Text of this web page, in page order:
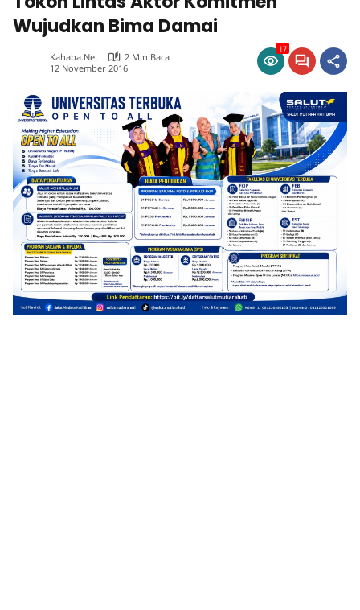
Wujudkan Bima Damai
Kahaba.net
2 Min Baca
12 November 2016
17